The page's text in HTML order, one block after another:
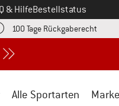
& HilfeBestellstatus
in einer Infobox
100 Tage Rückgaberecht
Alle Sportarten